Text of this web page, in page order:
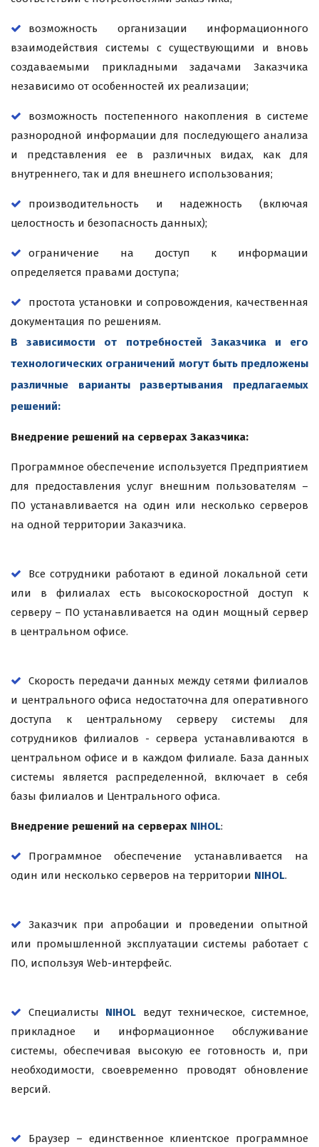
возможность организации информационного
взаимодействия системы с существующими и вновь
создаваемыми прикладными задачами Заказчика
независимо от особенностей их реализации;
возможность постепенного накопления в системе
разнородной информации для последующего анализа
и представления ее в различных видах, как для
внутреннего, так и для внешнего использования;
производительность и надежность (включая
целостность и безопасность данных);
ограничение на доступ к информации
определяется правами доступа;
простота установки и сопровождения, качественная
документация по решениям.
В зависимости от потребностей Заказчика и его
технологических ограничений могут быть предложены
различные варианты развертывания предлагаемых
решений:
Внедрение решений на серверах Заказчика:
Программное обеспечение используется Предприятием
для предоставления услуг внешним пользователям –
ПО устанавливается на один или несколько серверов
на одной территории Заказчика.
Все сотрудники работают в единой локальной сети
или в филиалах есть высокоскоростной доступ к
серверу – ПО устанавливается на один мощный сервер
в центральном офисе.
Скорость передачи данных между сетями филиалов
и центрального офиса недостаточна для оперативного
доступа к центральному серверу системы для
сотрудников филиалов - сервера устанавливаются в
центральном офисе и в каждом филиале. База данных
системы является распределенной, включает в себя
базы филиалов и Центрального офиса.
Внедрение решений на серверах NIHOL:
Программное обеспечение устанавливается на
один или несколько серверов на территории NIHOL.
Заказчик при апробации и проведении опытной
или промышленной эксплуатации системы работает с
ПО, используя Web-интерфейс.
Специалисты NIHOL ведут техническое, системное,
прикладное и информационное обслуживание
системы, обеспечивая высокую ее готовность и, при
необходимости, своевременно проводят обновление
версий.
Браузер – единственное клиентское программное